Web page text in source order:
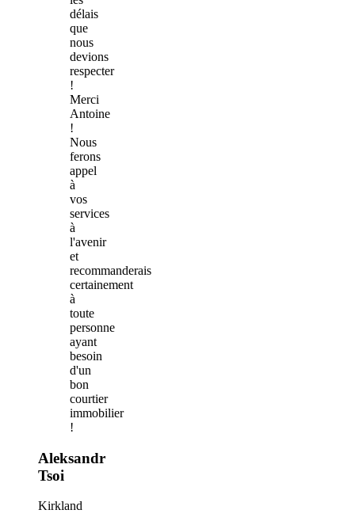
délais
que
nous
devions
respecter
!
Merci
Antoine
!
Nous
ferons
appel
à
vos
services
à
l'avenir
et
recommanderais
certainement
à
toute
personne
ayant
besoin
d'un
bon
courtier
immobilier
!
Aleksandr
Tsoi
Kirkland